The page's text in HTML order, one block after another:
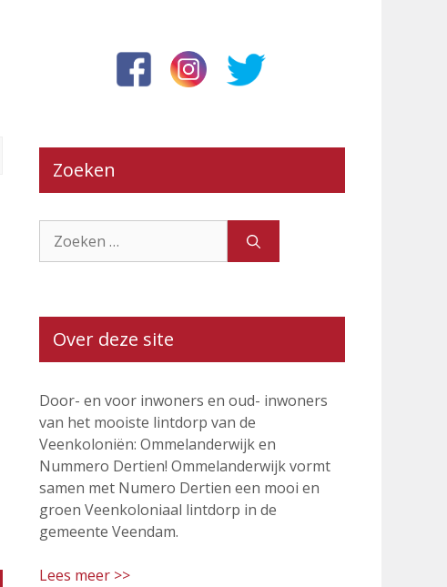
Zoeken
naar:
Over deze site
Door- en voor inwoners en oud- inwoners
van het mooiste lintdorp van de
Veenkoloniën: Ommelanderwijk en
Nummero Dertien! Ommelanderwijk vormt
samen met Numero Dertien een mooi en
groen Veenkoloniaal lintdorp in de
gemeente Veendam.
Lees meer >>